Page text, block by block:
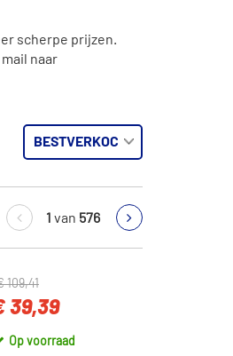
scherpe prijzen.
naar
1 van 576
109,41
39,39
Op voorraad